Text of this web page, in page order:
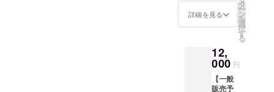
材の供
給状
合等に
より出
荷時期
が遅れ
より下
がる可
※デザイ
ン・仕
様は変
更にな
定価格
12,000
円］の
Fで
9,600円
の
USBtou
ch1つ ※
詳細を見る
タ
ー
ン
を
選
択
す
る
12,
000 円
【一般
販売予